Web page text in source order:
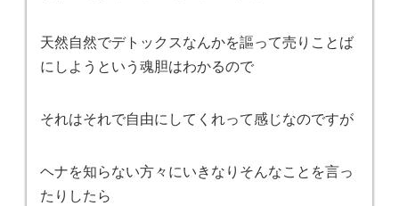
天然自然でデトックスなんかを謳って売りことば
にしようという魂胆はわかるので
それはそれで自由にしてくれって感じなのですが
ヘナを知らない方々にいきなりそんなことを言っ
たりしたら